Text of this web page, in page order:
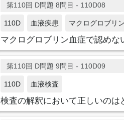
第110回 D問題 8問目 - 110D08
110D 血液疾患 マクログロブリ
マクログロブリン血症で認めな
第110回 D問題 9問目 - 110D09
110D 血液検査
検査の解釈において正しいのは